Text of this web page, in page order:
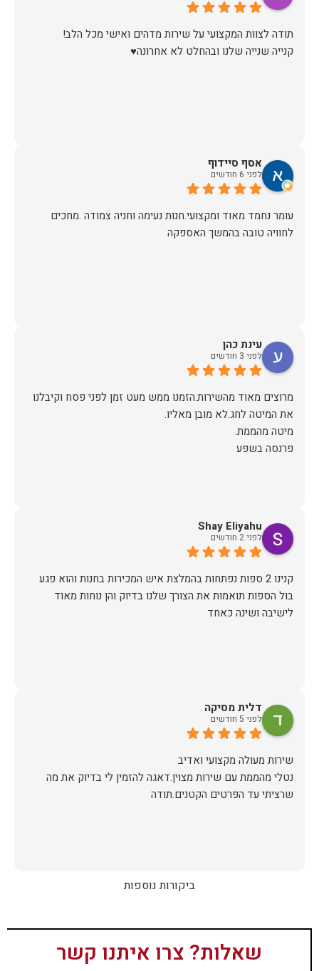
קנייה שנייה שלנו ובהחלט לא אחרונה♥️
אסף סיידוף
לפני 6 חודשים
עומר נחמד מאוד ומקצועי.חנות נעימה וחניה צמודה .מחכים
לחוויה טובה בהמשך האספקה
עינת כהן
לפני 3 חודשים
מרוצים מאוד מהשירות.הזמנו ממש מעט זמן לפני פסח וקיבלנו
פרנסה בשפע
Shay Eliyahu
לפני 2 חודשים
קנינו 2 ספות נפתחות בהמלצת איש המכירות בחנות והוא פגע
בול הספות תואמות את הצורך שלנו בדיוק והן נוחות מאוד
לישיבה ושינה כאחד
דלית מסיקה
לפני 5 חודשים
נטלי מהממת עם שירות מצוין.דאגה להזמין לי בדיוק את מה
שרציתי עד הפרטים הקטנים.תודה
ביקורות נוספות
שאלות? צרו איתנו קשר